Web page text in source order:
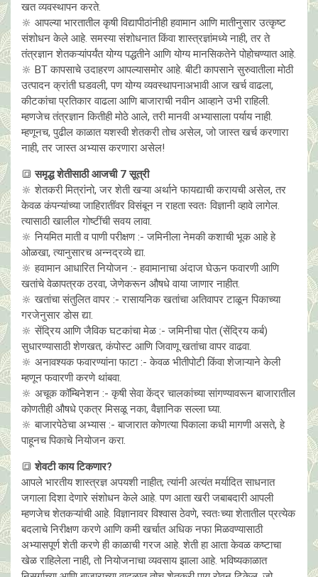
खत व्यवस्थापन करते.
🔆 आपल्या भारतातील कृषी विद्यापीठांनीही हवामान आणि मातीनुसार उत्कृष्ट
संशोधन केले आहे. समस्या संशोधनात किंवा शास्त्रज्ञांमध्ये नाही, तर ते
तंत्रज्ञान शेतकऱ्यांपर्यंत योग्य पद्धतीने आणि योग्य मानसिकतेने पोहोचण्यात आहे.
🔆 BT कापसाचे उदाहरण आपल्यासमोर आहे. बीटी कापसाने सुरुवातीला मोठी
उत्पादन क्रांती घडवली, पण योग्य व्यवस्थापनाअभावी आज खर्च वाढला,
कीटकांचा प्रतिकार वाढला आणि बाजाराची नवीन आव्हाने उभी राहिली.
म्हणजेच तंत्रज्ञान कितीही मोठे आले, तरी मानवी अभ्यासाला पर्याय नाही.
म्हणूनच, पुढील काळात यशस्वी शेतकरी तोच असेल, जो जास्त खर्च करणारा
नाही, तर जास्त अभ्यास करणारा असेल!
🔳समृद्ध शेतीसाठी आजची 7 सूत्री
🔆 शेतकरी मित्रांनो, जर शेती खऱ्या अर्थाने फायद्याची करायची असेल, तर
केवळ कंपन्यांच्या जाहिरातींवर विसंबून न राहता स्वतः विज्ञानी व्हावे लागेल.
त्यासाठी खालील गोष्टींची सवय लावा.
🔆 नियमित माती व पाणी परीक्षण :- जमिनीला नेमकी कशाची भूक आहे हे
ओळखा, त्यानुसारच अन्नद्रव्ये द्या.
🔆 हवामान आधारित नियोजन :- हवामानाचा अंदाज घेऊन फवारणी आणि
खतांचे वेळापत्रक ठरवा, जेणेकरून औषधे वाया जाणार नाहीत.
🔆 खतांचा संतुलित वापर :- रासायनिक खतांचा अतिवापर टाळून पिकाच्या
गरजेनुसार डोस द्या.
🔆 सेंद्रिय आणि जैविक घटकांचा मेळ :- जमिनीचा पोत (सेंद्रिय कर्ब)
सुधारण्यासाठी शेणखत, कंपोस्ट आणि जिवाणू खतांचा वापर वाढवा.
🔆 अनावश्यक फवारण्यांना फाटा :- केवळ भीतीपोटी किंवा शेजाऱ्याने केली
म्हणून फवारणी करणे थांबवा.
🔆 अचूक कॉम्बिनेशन :- कृषी सेवा केंद्र चालकांच्या सांगण्यावरून बाजारातील
कोणतीही औषधे एकत्र मिसळू नका, वैज्ञानिक सल्ला घ्या.
🔆 बाजारपेठेचा अभ्यास :- बाजारात कोणत्या पिकाला कधी मागणी असते, हे
पाहूनच पिकाचे नियोजन करा.
🔳शेवटी काय टिकणार?
आपले भारतीय शास्त्रज्ञ अपयशी नाहीत; त्यांनी अत्यंत मर्यादित साधनात
जगाला दिशा देणारे संशोधन केले आहे. पण आता खरी जबाबदारी आपली
म्हणजेच शेतकऱ्यांची आहे. विज्ञानावर विश्वास ठेवणे, स्वतःच्या शेतातील प्रत्येक
बदलाचे निरीक्षण करणे आणि कमी खर्चात अधिक नफा मिळवण्यासाठी
अभ्यासपूर्ण शेती करणे ही काळाची गरज आहे. शेती हा आता केवळ कष्टाचा
खेळ राहिलेला नाही, तो नियोजनाचा व्यवसाय झाला आहे. भविष्यकाळात